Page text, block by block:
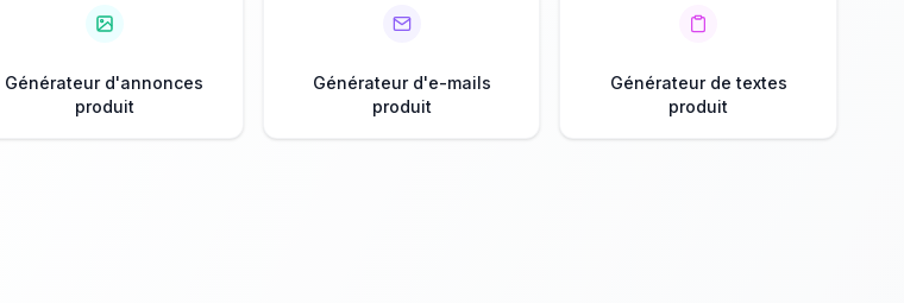
Générateur d'annonces
produit
Générateur d'e-mails
produit
Générateur de textes
produit